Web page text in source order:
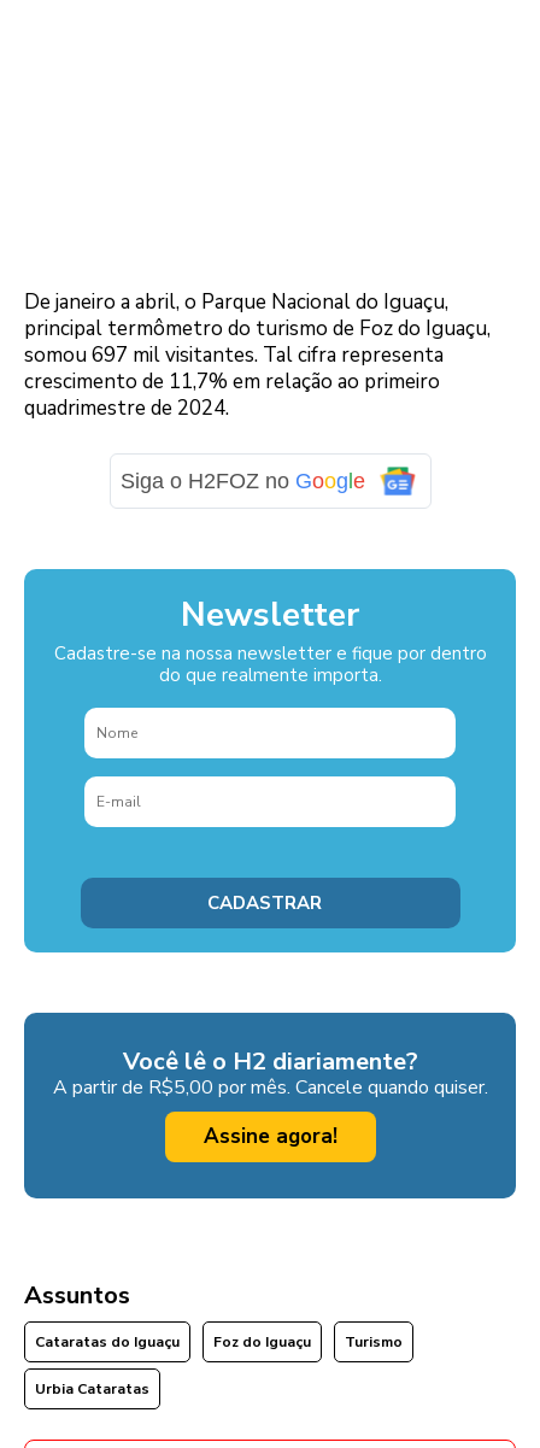
De janeiro a abril, o Parque Nacional do Iguaçu,
principal termômetro do turismo de Foz do Iguaçu,
somou 697 mil visitantes. Tal cifra representa
crescimento de 11,7% em relação ao primeiro
quadrimestre de 2024.
Siga o H2FOZ no Google
Newsletter
Cadastre-se na nossa newsletter e fique por dentro
do que realmente importa.
Você lê o H2 diariamente?
A partir de R$5,00 por mês. Cancele quando quiser.
Assine agora!
Assuntos
Cataratas do Iguaçu Foz do Iguaçu Turismo
Urbia Cataratas